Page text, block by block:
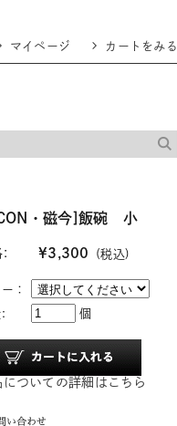
マイページ カートをみる
・磁今]飯碗 小
: ¥3,300 (税込)
：
個
についての詳細はこちら